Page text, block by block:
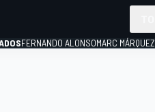
FERNANDO ALONSOMARC MÁRQUEZ